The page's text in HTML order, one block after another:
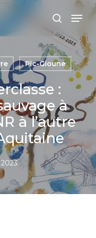
Menu
Pic-Gioune
:
à
à l’autre